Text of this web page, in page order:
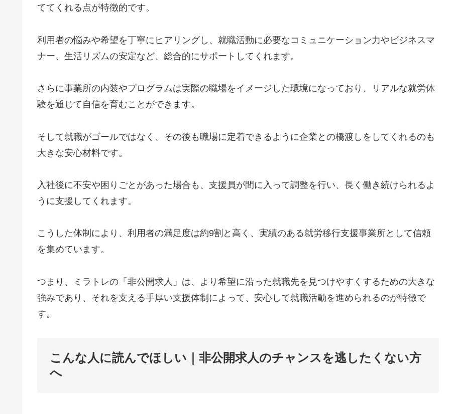
ててくれる点が特徴的です。
利用者の悩みや希望を丁寧にヒアリングし、就職活動に必要なコミュニケーション力やビジネスマ
ナー、生活リズムの安定など、総合的にサポートしてくれます。
さらに事業所の内装やプログラムは実際の職場をイメージした環境になっており、リアルな就労体
験を通じて自信を育むことができます。
そして就職がゴールではなく、その後も職場に定着できるように企業との橋渡しをしてくれるのも
大きな安心材料です。
入社後に不安や困りごとがあった場合も、支援員が間に入って調整を行い、長く働き続けられるよ
うに支援してくれます。
こうした体制により、利用者の満足度は約9割と高く、実績のある就労移行支援事業所として信頼
を集めています。
つまり、ミラトレの「非公開求人」は、より希望に沿った就職先を見つけやすくするための大きな
強みであり、それを支える手厚い支援体制によって、安心して就職活動を進められるのが特徴で
す。
こんな人に読んでほしい｜非公開求人のチャンスを逃したくない方
へ